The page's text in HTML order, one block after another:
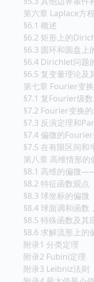
第六章 Laplace方程
§6.1 概述
§6.2 矩形上的
§6.3 圆环和圆盘
§6.4 Dirichlet问题
§6.5 复变量理论及
第七章 Fourier变换
§7.1 复Fourier级数.
§7.2 Fourier变换
§7.3 反演定理和
§7.4 偏微的
§7.5 在有限区间和
第八章 高维情形的
§8.1 高维的偏微
§8.2 特征函数观点
§8.3 球坐标的偏微
§8.4 球面调和函数
§8.5 特殊函数及其
§8.6 求解流形上的
附录1 分类定理
附录2 Fubini定理
附录3 Leibniz法则